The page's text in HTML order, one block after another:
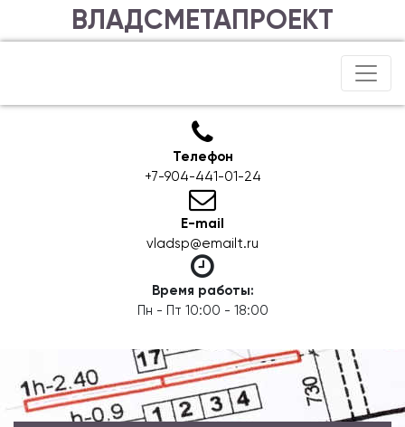
ВЛАДСМЕТАПРОЕКТ
Телефон
+7-904-441-01-24
E-mail
vladsp@emailt.ru
Время работы:
Пн - Пт 10:00 - 18:00